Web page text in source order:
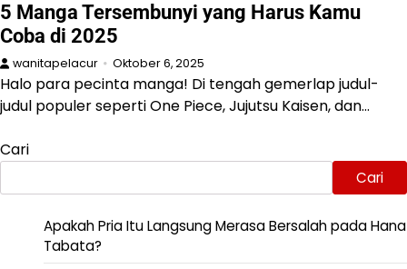
5 Manga Tersembunyi yang Harus Kamu
Coba di 2025
wanitapelacur Oktober 6, 2025
Halo para pecinta manga! Di tengah gemerlap judul-
judul populer seperti One Piece, Jujutsu Kaisen, dan…
Cari
Cari
Apakah Pria Itu Langsung Merasa Bersalah pada Hana
Tabata?